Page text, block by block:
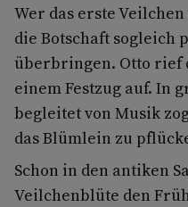
Wer das erste
die Botschaft sogleich
überbringen. Otto rief
einem Festzug auf. In
begleitet von Musik
das Blümlein zu
Schon in den antiken
Veilchenblüte den